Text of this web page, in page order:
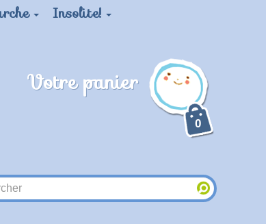
Insolite!
Votre panier
0